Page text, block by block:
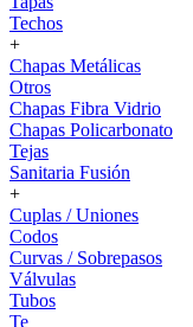
Techos
+
Chapas Metálicas
Otros
Chapas Fibra Vidrio
Chapas Policarbonato
Tejas
Sanitaria Fusión
+
Cuplas / Uniones
Codos
Curvas / Sobrepasos
Válvulas
Tubos
Te